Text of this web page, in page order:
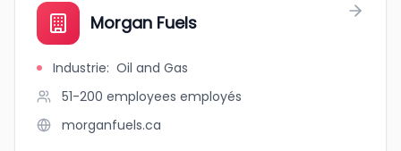
Morgan Fuels
Industrie: Oil and Gas
51-200 employees employés
morganfuels.ca